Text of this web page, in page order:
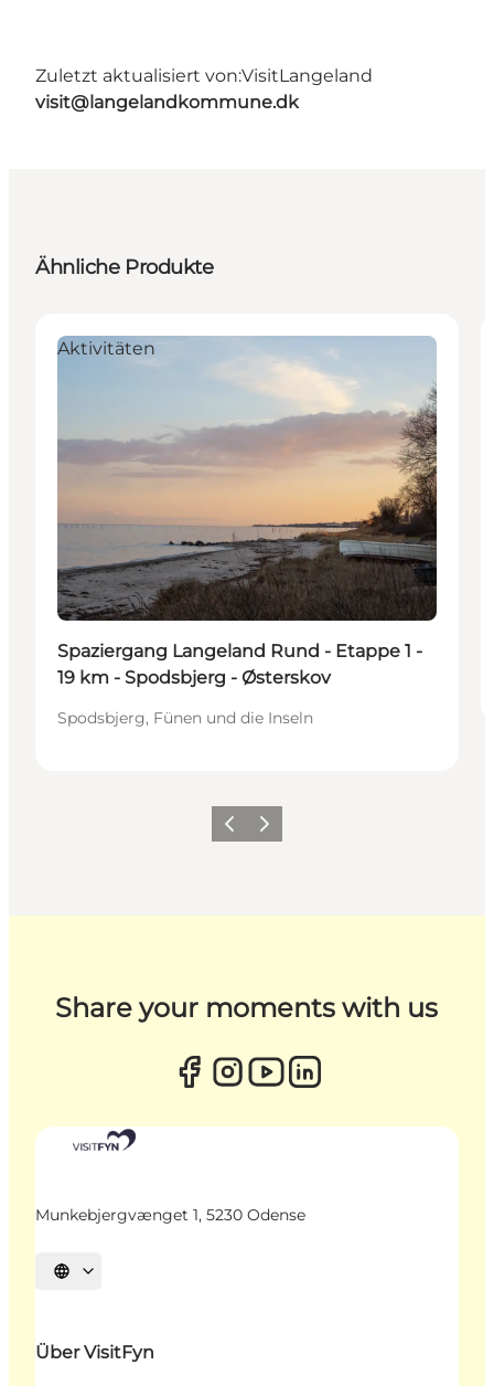
Zuletzt aktualisiert von:VisitLangeland
visit@langelandkommune.dk
Ähnliche Produkte
Aktivitäten
Spaziergang Langeland Rund - Etappe 1 -
19 km - Spodsbjerg - Østerskov
Spodsbjerg, Fünen und die Inseln
ZurückWeiter
Share your moments with us
Munkebjergvænget 1, 5230 Odense
Sprache auswählen
Über VisitFyn